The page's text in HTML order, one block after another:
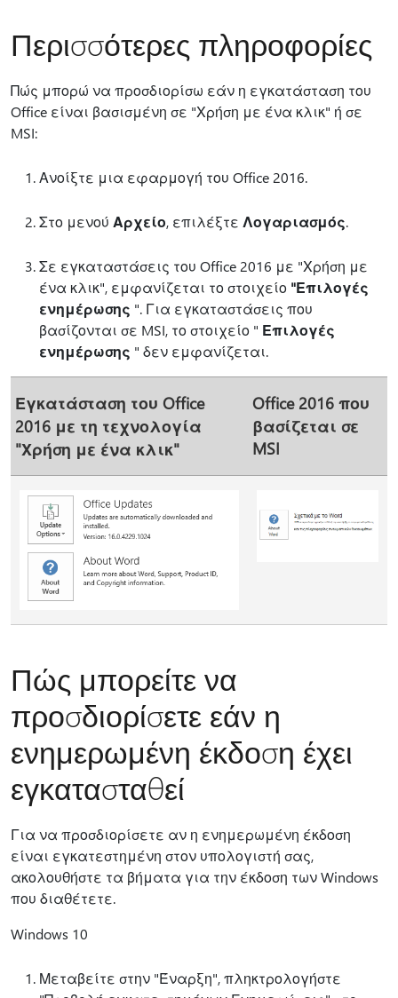
Περισσότερες πληροφορίες
Πώς μπορώ να προσδιορίσω εάν η εγκατάσταση του
Office είναι βασισμένη σε "Χρήση με ένα κλικ" ή σε
MSI:
Ανοίξτε μια εφαρμογή του Office 2016.
Στο μενού Αρχείο, επιλέξτε Λογαριασμός.
Σε εγκαταστάσεις του Office 2016 με "Χρήση με
ένα κλικ", εμφανίζεται το στοιχείο "Επιλογές
ενημέρωσης ". Για εγκαταστάσεις που
βασίζονται σε MSI, το στοιχείο " Επιλογές
ενημέρωσης " δεν εμφανίζεται.
Εγκατάσταση του Office
2016 με τη τεχνολογία
"Χρήση με ένα κλικ"
Office 2016 που
βασίζεται σε
MSI
Πώς μπορείτε να
προσδιορίσετε εάν η
ενημερωμένη έκδοση έχει
εγκατασταθεί
Για να προσδιορίσετε αν η ενημερωμένη έκδοση
είναι εγκατεστημένη στον υπολογιστή σας,
ακολουθήστε τα βήματα για την έκδοση των Windows
που διαθέτετε.
Windows 10
Μεταβείτε στην "Έναρξη", πληκτρολογήστε